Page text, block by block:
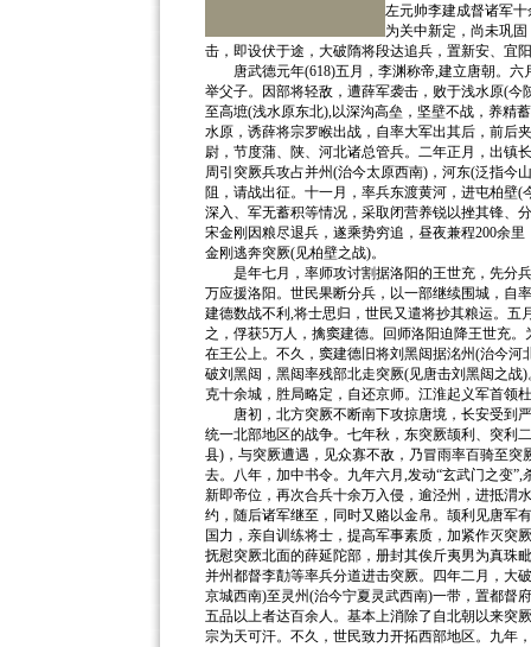
左元帅李建成督诸军
为关中新定，尚未巩
击，即设伏于途，大破隋将段达追兵，置新安、宜
唐武德元年(618)五月，李渊称帝,建立唐朝。六
举父子。因部将轻敌，遭薛军袭击，败于浅水原(
至高墌(浅水原东北),以深沟高垒，坚壁不战，养精
水原，诱薛将宗罗睺出战，自率大军出其后，前后
尉，节度蒲、陕、河北诸总管兵。二年正月，出镇
周引突厥兵攻占并州(治今太原西南)，河东(泛指今
阻，请战出征。十一月，率兵东渡黄河，进屯柏壁
深入、军无蓄积等情况，采取闭营养锐以挫其锋、
宋金刚因粮尽退兵，遂乘势穷追，昼夜兼程200余
金刚逃奔突厥(见柏壁之战)。
是年七月，率师攻讨割据洛阳的王世充，先分兵
万应援洛阳。世民果断分兵，以一部继续围城，自
建德数战不利,将士思归，世民又遣将抄其粮运。
之，俘获5万人，擒窦建德。回师洛阳迫降王世充
在王公上。不久，窦建德旧将刘黑闼据洺州(治今
破刘黑闼，黑闼率残部北走突厥(见唐击刘黑闼之
克十余城，胜局略定，自还京师。江淮起义军首领
唐初，北方突厥不断南下攻掠唐境，长安受到严
统一北部地区的战争。七年秋，东突厥颉利、突利
县)，与突厥遭遇，见众寡不敌，乃冒雨率百骑至
去。八年，加中书令。九年六月,发动“玄武门之变
新即帝位，再次合兵十余万入侵，逾泾州，进抵渭
约，随后诸军继至，同时又赂以金帛。颉利见唐军
国力，亲自训练将士，提高军事素质，加紧作灭突
抚慰突厥北面的薛延陀部，册封其俟斤夷男为真珠
并州都督李勣等率兵分道进击突厥。四年二月，大
京城西南)至灵州(治今宁夏灵武西南)一带，置都督
五品以上者达百余人。基本上消除了自北朝以来突
宗为天可汗。不久，世民致力开拓西部地区。九年